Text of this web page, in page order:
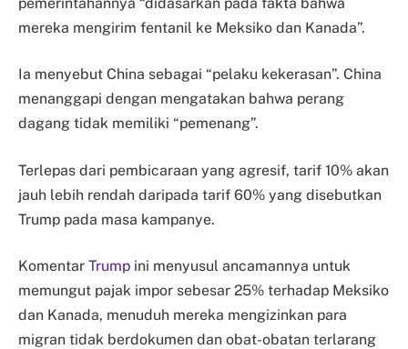
mereka mengirim fentanil ke Meksiko dan Kanada”.
Ia menyebut China sebagai “pelaku kekerasan”. China
menanggapi dengan mengatakan bahwa perang
dagang tidak memiliki “pemenang”.
Terlepas dari pembicaraan yang agresif, tarif 10% akan
jauh lebih rendah daripada tarif 60% yang disebutkan
Trump pada masa kampanye.
Komentar Trump ini menyusul ancamannya untuk
memungut pajak impor sebesar 25% terhadap Meksiko
dan Kanada, menuduh mereka mengizinkan para
migran tidak berdokumen dan obat-obatan terlarang